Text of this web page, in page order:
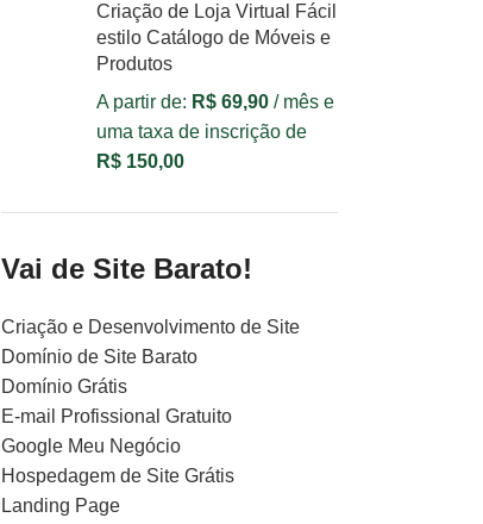
Criação de Loja Virtual Fácil
estilo Catálogo de Móveis e
Produtos
A partir de: R$69,90 / mês e
uma taxa de inscrição de
R$150,00
Vai de Site Barato!
Criação e Desenvolvimento de Site
Domínio de Site Barato
Domínio Grátis
E-mail Profissional Gratuito
Google Meu Negócio
Hospedagem de Site Grátis
Landing Page